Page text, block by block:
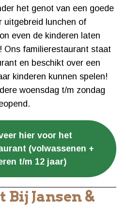
het genot van een goede
uitgebreid lunchen of
even de kinderen laten
Ons familierestaurant staat
en beschikt over een
kinderen kunnen spelen!
woensdag t/m zondag
hier voor het
(volwassenen +
t/m 12 jaar)
Jansen &